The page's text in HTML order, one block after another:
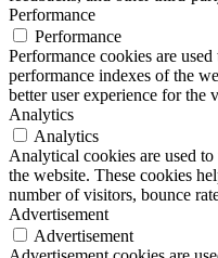
Performance
Performance
Performance cookies are
performance indexes of the
better user experience for the
Analytics
Analytics
Analytical cookies are used
the website. These cookies
number of visitors, bounce
Advertisement
Advertisement